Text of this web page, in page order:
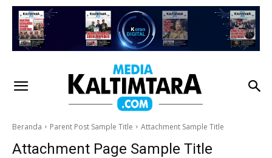
Beranda Parent Post Sample Title Attachment Sample Title
Attachment Page Sample Title